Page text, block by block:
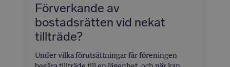
Förverkande av
bostadsrätten vid nekat
tillträde?
Under vilka förutsättningar får föreningen